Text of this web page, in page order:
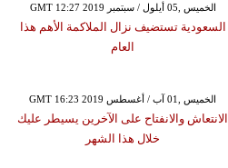
GMT 12:27 2019 الخميس ,05 أيلول / سبتمبر
السعودية تستضيف نزال الملاكمة الأهم هذا
العام
GMT 16:23 2019 الخميس ,01 آب / أغسطس
الانتعاش والانفتاح على الآخرين يسيطر عليك
خلال هذا الشهر